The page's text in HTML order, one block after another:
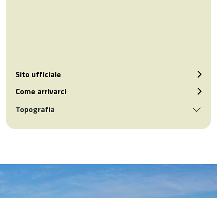
Sito ufficiale
Come arrivarci
Topografia